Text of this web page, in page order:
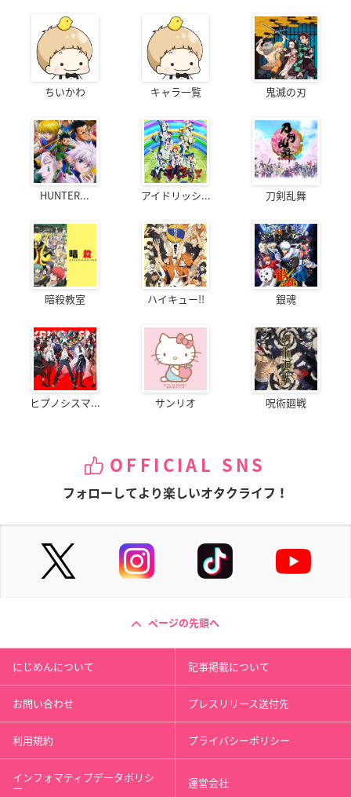
ちいかわ キャラ一覧 鬼滅の刃
HUNTER... アイドリッシ... 刀剣乱舞
暗殺教室 ハイキュー!! 銀魂
ヒプノシスマ... サンリオ 呪術廻戦
OFFICIAL SNS
フォローしてより楽しいオタクライフ！
ページの先頭へ
にじめんについて 記事掲載について
お問い合わせ プレスリリース送付先
利用規約 プライバシーポリシー
インフォマティブデータポリシ
ー 運営会社